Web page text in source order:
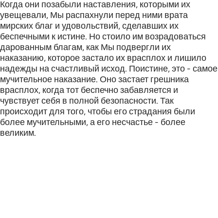
Когда они позабыли наставления, которыми их
увещевали, Мы распахнули перед ними врата
мирских благ и удовольствий, сделавших их
беспечными к истине. Но стоило им возрадоваться
дарованным благам, как Мы подвергли их
наказанию, которое застало их врасплох и лишило
надежды на счастливый исход. Поистине, это - самое
мучительное наказание. Оно застает грешника
врасплох, когда тот беспечно забавляется и
чувствует себя в полной безопасности. Так
происходит для того, чтобы его страдания были
более мучительными, а его несчастье - более
великим.